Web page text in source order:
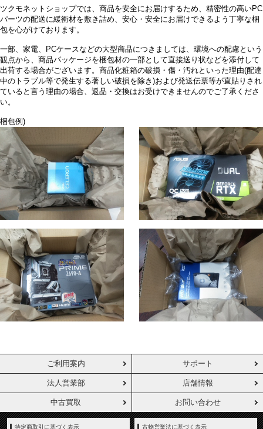
ツクモネットショップでは、商品を安全にお届けするため、精密性の高いPC
パーツの配送に緩衝材を敷き詰め、安心・安全にお届けできるよう丁寧な梱
包を心がけております。
一部、家電、PCケースなどの大型商品につきましては、環境への配慮という
観点から、商品パッケージを梱包材の一部として直接送り状などを添付して
出荷する場合がございます。商品化粧箱の破損・傷・汚れといった理由(配達
中のトラブル等で発生する著しい破損を除き)および発送伝票等が直貼りされ
ていると言う理由の場合、返品・交換はお受けできませんのでご了承くださ
い。
梱包例)
ご利用案内 サポート
法人営業部 店舗情報
中古買取 お問い合わせ
特定商取引に基づく表示 古物営業法に基づく表示